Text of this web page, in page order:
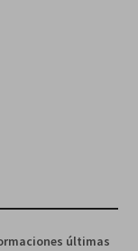
últimas